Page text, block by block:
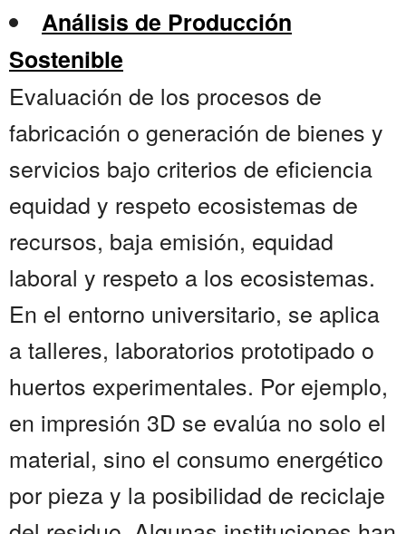
Análisis de Producción
Sostenible
Evaluación de los procesos de
fabricación o generación de bienes y
servicios bajo criterios de eficiencia
equidad y respeto ecosistemas de
recursos, baja emisión, equidad
laboral y respeto a los ecosistemas.
En el entorno universitario, se aplica
a talleres, laboratorios prototipado o
huertos experimentales. Por ejemplo,
en impresión 3D se evalúa no solo el
material, sino el consumo energético
por pieza y la posibilidad de reciclaje